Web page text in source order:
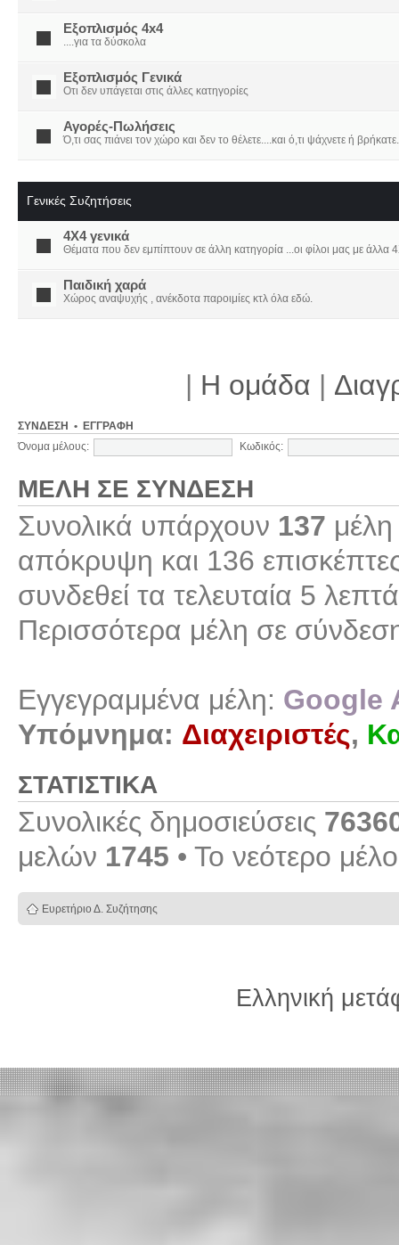
Εξοπλισμός 4x4
....για τα δύσκολα
Εξοπλισμός Γενικά
Οτι δεν υπάγεται στις άλλες κατηγορίες
Αγορές-Πωλήσεις
Ό,τι σας πιάνει τον χώρο και δεν το θέλετε....και ό,τι ψάχνετε ή
Γενικές Συζητήσεις
4X4 γενικά
Θέματα που δεν εμπίπτουν σε άλλη κατηγορία ...οι φίλοι μας με άλλα
Παιδική χαρά
Χώρος αναψυχής , ανέκδοτα παροιμίες κτλ όλα εδώ.
| Η ομάδα |
ΣΎΝΔΕΣΗ • ΕΓΓΡΑΦΉ
Όνομα μέλους: Κωδικός:
ΜΈΛΗ ΣΕ ΣΎΝΔΕΣΗ
Συνολικά υπάρχουν 137
απόκρυψη και 136
συνδεθεί τα τελευταία 5
Περισσότερα μέλη σε
Εγγεγραμμένα μέλη: Google
Υπόμνημα: Διαχειριστές,
ΣΤΑΤΙΣΤΙΚΆ
Συνολικές δημοσιεύσεις
μελών 1745 • Το νεότερο
Ευρετήριο Δ. Συζήτησης
Ελληνική